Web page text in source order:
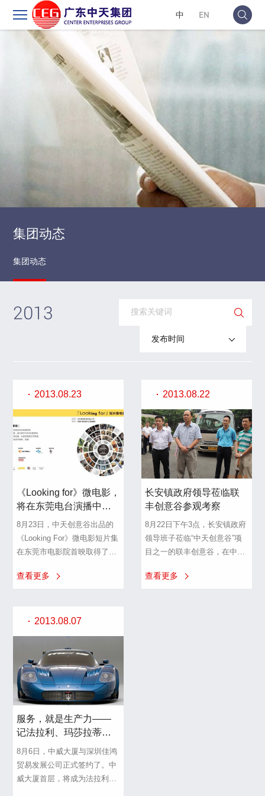
中 EN
集团动态
集团动态
2013
发布时间
2013.08.23
《Looking for》微电影，
将在东莞电台演播中心
播映献礼
8月23日，中天创意谷出品的
《Looking For》微电影短片集
在东莞市电影院首映取得了空
应邀参加了目前东莞电视台正
的人气持续增高，越来越多的
查看更多
2013.08.22
长安镇政府领导莅临联
丰创意谷参观考察
8月22日下午3点，长安镇政府
领导班子莅临“中天创意谷”项
目之一的联丰创意谷，在中天
团高管马建淮先生、总裁办助
查看更多
2013.08.07
服务，就是生产力——
记法拉利、玛莎拉蒂进
驻中威大厦
8月6日，中威大厦与深圳佳鸿
贸易发展公司正式签约了。中
威大厦首层，将成为法拉利、